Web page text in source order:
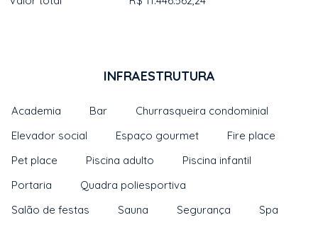
INFRAESTRUTURA
Academia Bar
Churrasqueira condominial
Elevador social
Espaço gourmet
Fire place
Pet place
Piscina adulto
Piscina infantil
Portaria
Quadra poliesportiva
Salão de festas
Sauna Segurança Spa